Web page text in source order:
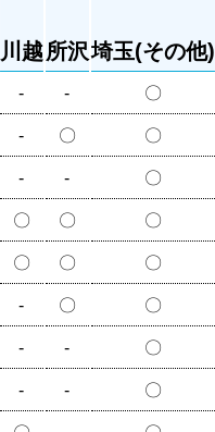
川越所沢埼玉(その他)
- - 〇
- 〇 〇
- - 〇
〇 〇 〇
〇 〇 〇
- 〇 〇
- - 〇
- - 〇